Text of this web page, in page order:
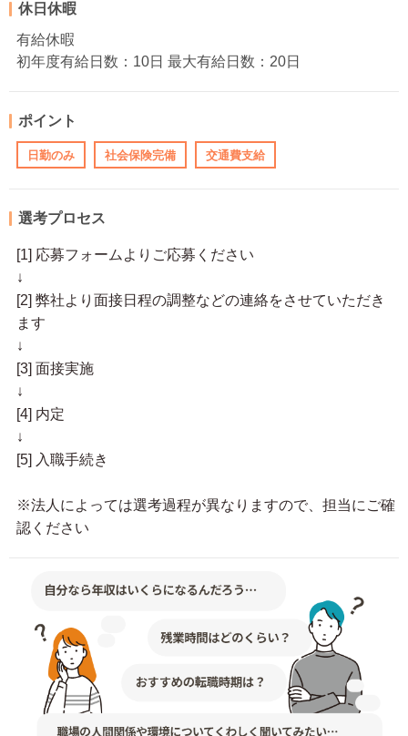
休日休暇
有給休暇
初年度有給日数：10日 最大有給日数：20日
ポイント
日勤のみ 社会保険完備 交通費支給
選考プロセス
[1] 応募フォームよりご応募ください
↓
[2] 弊社より面接日程の調整などの連絡をさせていただき
ます
↓
[3] 面接実施
↓
[4] 内定
↓
[5] 入職手続き
※法人によっては選考過程が異なりますので、担当にご確
認ください